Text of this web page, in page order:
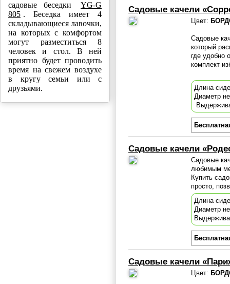
садовые беседки
YG-G
805 . Беседка имеет 4
складывающиеся лавочки,
на которых с комфортом
могут разместиться 8
человек и стол. В ней
приятно будет проводить
время на свежем воздухе
в кругу семьи или с
друзьями.
Садовые качели
Цвет:
Садовые
который
где удобно
комплект
Длина
Диаметр
Садовые качели
Садовые
любимым
Купить
просто,
Длина
Диаметр
Садовые качели
Цвет: